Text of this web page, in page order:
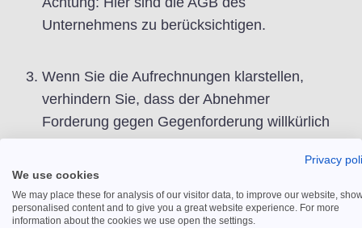
Unternehmens zu berücksichtigen.
Wenn Sie die Aufrechnungen klarstellen,
verhindern Sie, dass der Abnehmer
Forderung gegen Gegenforderung willkürlich
Mithilfe einerLänderrisiko-Weltkartekönnen
Sie sich das Risiko der Nichtzahlung
Privacy
We use cookies
We may place these for analysis of our visitor data, to improve our website,
personalised content and to give you a great website experience. For more
information about the cookies we use open the settings.